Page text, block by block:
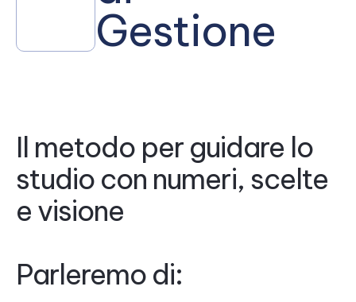
Gestione
Il metodo per guidare lo
studio con numeri, scelte
e visione
Parleremo di: